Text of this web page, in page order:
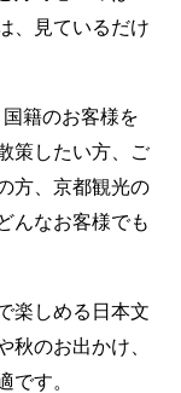
、見ているだけ
籍のお客様を
策したい方、ご
方、京都観光の
んなお客様でも
楽しめる日本文
秋のお出かけ、
です。